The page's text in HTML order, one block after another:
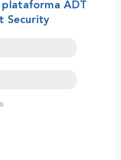
ADT
Security